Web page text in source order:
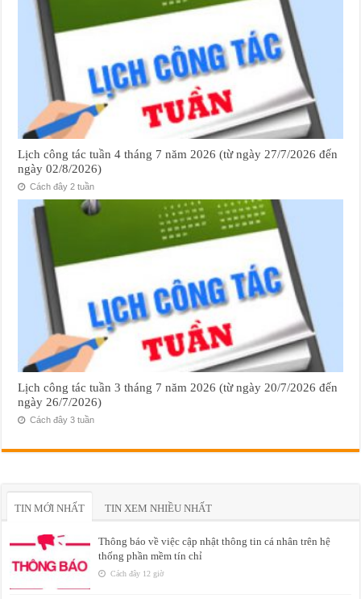
Lịch công tác tuần 4 tháng 7 năm 2026 (từ ngày 27/7/2026 đến
ngày 02/8/2026)
Cách đây 2 tuần
Lịch công tác tuần 3 tháng 7 năm 2026 (từ ngày 20/7/2026 đến
ngày 26/7/2026)
Cách đây 3 tuần
TIN MỚI NHẤT TIN XEM NHIỀU NHẤT
Thông báo về việc cập nhật thông tin cá nhân trên hệ
thống phần mềm tín chỉ
Cách đây 12 giờ